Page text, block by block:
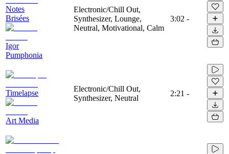
Notes
Brisées
Igor
Pumphonia
Electronic/Chill Out,
Synthesizer, Lounge,
Neutral, Motivational, Calm
3:02 -
Timelapse
Art Media
Electronic/Chill Out,
Synthesizer, Neutral
2:21 -